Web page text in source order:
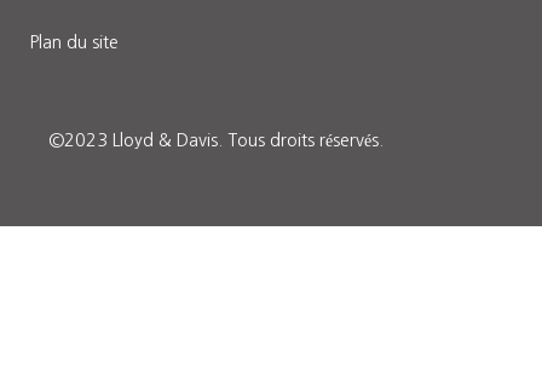
Plan du site
©2023 Lloyd & Davis. Tous droits réservés